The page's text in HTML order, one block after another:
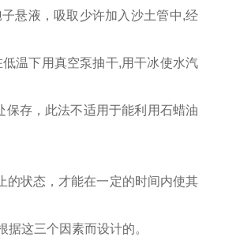
悬液，吸取少许加入沙土管中,经
低温下用真空泵抽干,用干冰使水汽
保存，此法不适用于能利用石蜡油
的状态，才能在一定的时间内使其
这三个因素而设计的。